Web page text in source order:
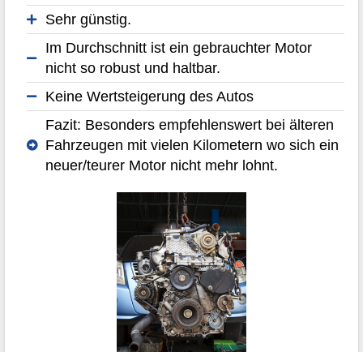
Sehr günstig.
Im Durchschnitt ist ein gebrauchter Motor
nicht so robust und haltbar.
Keine Wertsteigerung des Autos
Fazit: Besonders empfehlenswert bei älteren
Fahrzeugen mit vielen Kilometern wo sich ein
neuer/teurer Motor nicht mehr lohnt.